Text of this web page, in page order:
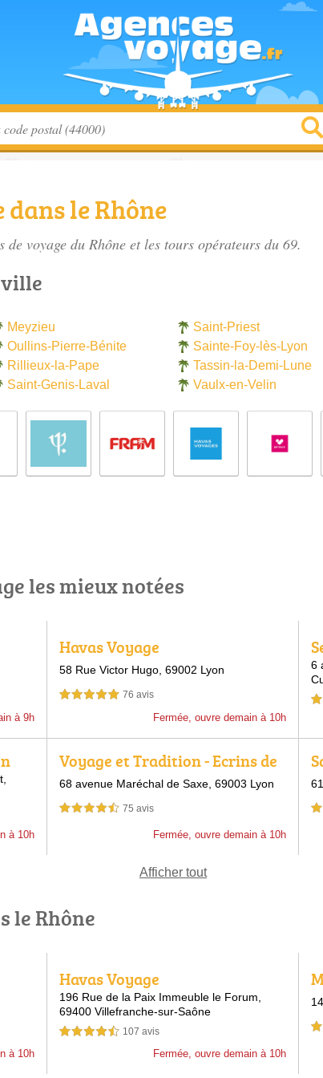
dans le Rhône
de voyage du Rhône et les tours opérateurs du 69.
ville
Meyzieu
Oullins-Pierre-Bénite
Rillieux-la-Pape
Saint-Genis-Laval
Saint-Priest
Sainte-Foy-lès-Lyon
Tassin-la-Demi-Lune
Vaulx-en-Velin
les mieux notées
à 9h
Havas Voyage
58 Rue Victor Hugo,69002 Lyon
5,0 étoiles sur 5 76 avis
Fermée, ouvre demain à 10h
6
à 10h
Voyage et Tradition - Ecrins de
France
68 avenue Maréchal de Saxe,69003 Lyon
4,5 étoiles sur 5 75 avis
Fermée, ouvre demain à 10h
Afficher tout
le Rhône
à 10h
Havas Voyage
196 Rue de la Paix Immeuble le Forum,
69400 Villefranche-sur-Saône
4,5 étoiles sur 5 107 avis
Fermée, ouvre demain à 10h